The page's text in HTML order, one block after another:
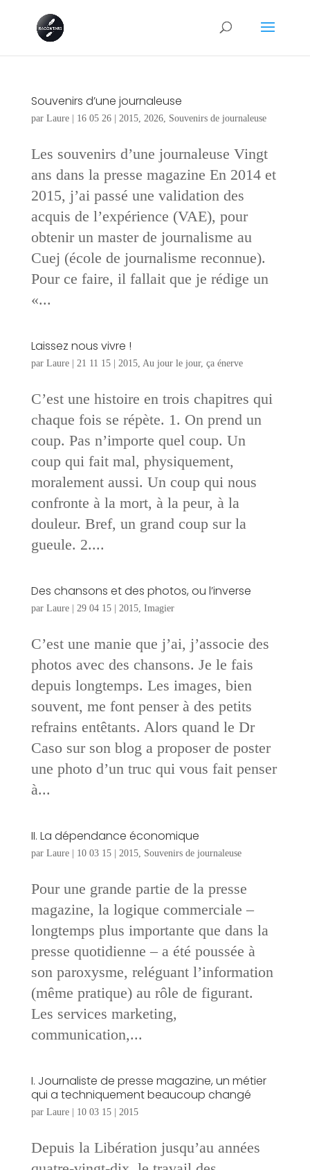
Souvenirs d’une journaleuse
par Laure| 16 05 26| 2015, 2026, Souvenirs de journaleuse
Les souvenirs d’une journaleuse Vingt
ans dans la presse magazine En 2014 et
2015, j’ai passé une validation des
acquis de l’expérience (VAE), pour
obtenir un master de journalisme au
Cuej (école de journalisme reconnue).
Pour ce faire, il fallait que je rédige un
«...
Laissez nous vivre !
par Laure| 21 11 15| 2015, Au jour le jour, ça énerve
C’est une histoire en trois chapitres qui
chaque fois se répète. 1. On prend un
coup. Pas n’importe quel coup. Un
coup qui fait mal, physiquement,
moralement aussi. Un coup qui nous
confronte à la mort, à la peur, à la
douleur. Bref, un grand coup sur la
gueule. 2....
Des chansons et des photos, ou l’inverse
par Laure| 29 04 15| 2015, Imagier
C’est une manie que j’ai, j’associe des
photos avec des chansons. Je le fais
depuis longtemps. Les images, bien
souvent, me font penser à des petits
refrains entêtants. Alors quand le Dr
Caso sur son blog a proposer de poster
une photo d’un truc qui vous fait penser
à...
II. La dépendance économique
par Laure| 10 03 15| 2015, Souvenirs de journaleuse
Pour une grande partie de la presse
magazine, la logique commerciale –
longtemps plus importante que dans la
presse quotidienne – a été poussée à
son paroxysme, reléguant l’information
(même pratique) au rôle de figurant.
Les services marketing,
communication,...
I. Journaliste de presse magazine, un métier
qui a techniquement beaucoup changé
par Laure| 10 03 15| 2015
Depuis la Libération jusqu’au années